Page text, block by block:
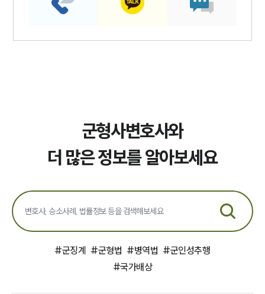
군형사변호사와
더 많은 정보를 알아보세요
#군징계 #군형법 #병역법 #군인성추행
#국가배상